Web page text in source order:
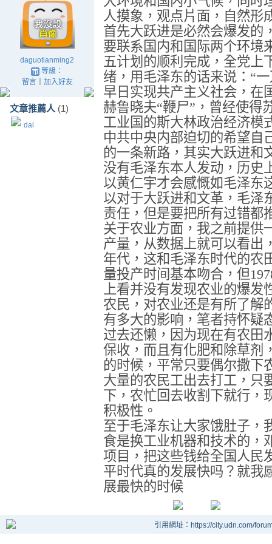
daguotianming2
等級：
留言｜ 加入好友
文章推薦人 (1)
dal
人摸象，观点片面，自然形
首先大跃进是必然会爆发的
要联系国内和国际两个环境
五计划的顺利完成，全党上
绪，用毛泽东的话来说：“
早日实现共产主义社会，在
赫鲁晓夫“鞭尸”，曾经使得
工业国的斯大林政治经济模
中共中央内部迫切的希望自
的一条新路，其实大跃进和
没有毛泽东本人发动，历史
以黄仁宇才会感慨如毛泽东
以对于大跃进和文革，毛泽
责任，但是要把所有过错都
关于农业方面，我之前提供
产量，从数据上就可以看出
年代，这和毛泽东时代的农
量投产时间基本吻合，但
上看并没有发现农业的爆发
农民，对农业还是有所了解
有多大的影响，笔者持怀疑
过去还懒，因为现在有农田
保收，而且有化肥和除草剂
的时候，平常只要偶尔撒下
大量的农民工出去打工，只
下，农忙回去收割下就行，
积极性。
至于毛泽东让大家饿肚子，
食是换工业机器和技术的，
项目，把这些钱给全国人民
平时代真的发展快吗？就我
展最快的时候
引用網址：https://city.udn.com/